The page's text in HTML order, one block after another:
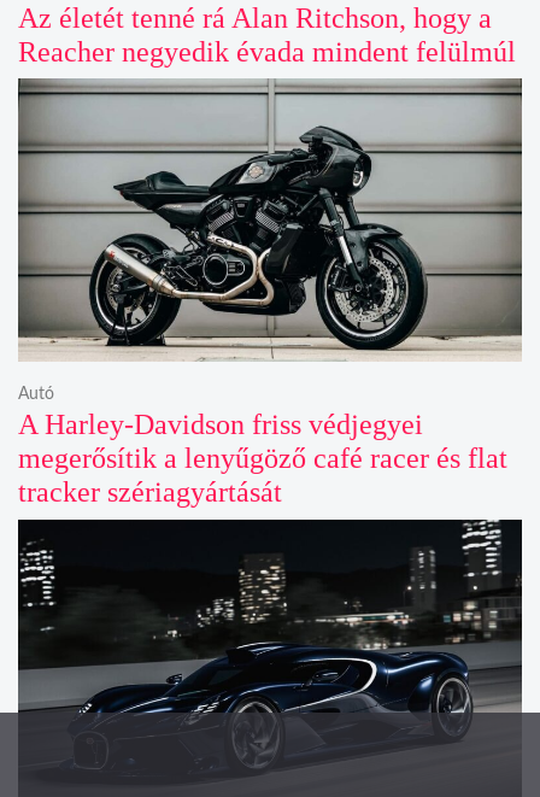
Az életét tenné rá Alan Ritchson, hogy a
Reacher negyedik évada mindent felülmúl
A Harley-Davidson friss védjegyei
megerősítik a lenyűgöző café racer és flat
tracker szériagyártását
Autó